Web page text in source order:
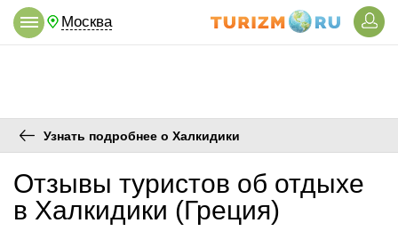
Москва
Узнать подробнее о Халкидики
Отзывы туристов об отдыхе
в Халкидики (Греция)